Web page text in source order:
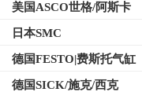
美国ASCO世格/阿斯卡
日本SMC
德国FESTO|费斯托气缸
德国SICK/施克/西克